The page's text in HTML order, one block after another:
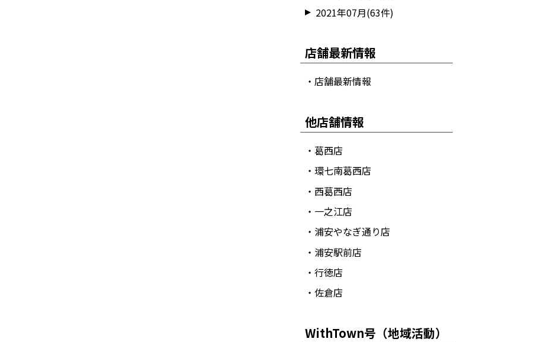
2021年07月(63件)
店舗最新情報
・店舗最新情報
他店舗情報
・葛西店
・環七南葛西店
・西葛西店
・一之江店
・浦安やなぎ通り店
・浦安駅前店
・行徳店
・佐倉店
WithTown号（地域活動）